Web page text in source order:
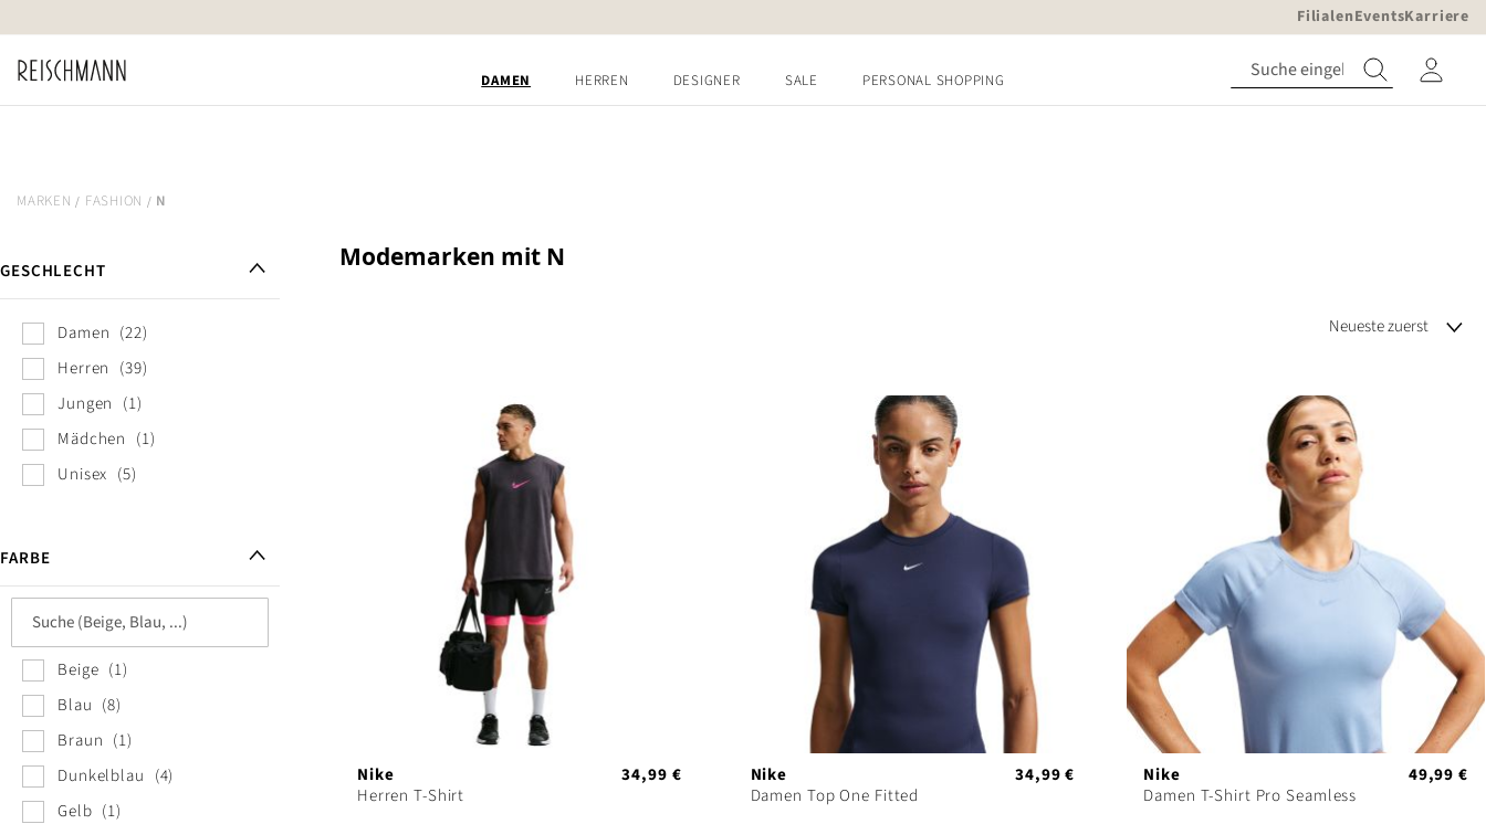
Inhalt
springen
FilialenEventsKarriere
DAMEN HERREN DESIGNER SALE PERSONAL SHOPPING
MARKEN FASHION N
Modemarken mit N
Nike
Herren T-Shirt
34,99 €
Nike
Damen Top One Fitted
34,99 €
Nike
Damen T-Shirt Pro Seamless
49,99 €
GESCHLECHT
Damen
22
Herren
39
Jungen
1
Mädchen
1
Unisex
5
FARBE
Beige
1
Blau
8
Braun
1
Dunkelblau
4
Gelb
1